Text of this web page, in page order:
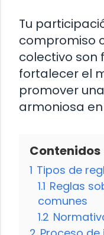
Tu
compromiso
colectivo
fortalecer el
promover
armoniosa
Contenidos
1 Tipos de
1.1 Reglas
comunes
1.2